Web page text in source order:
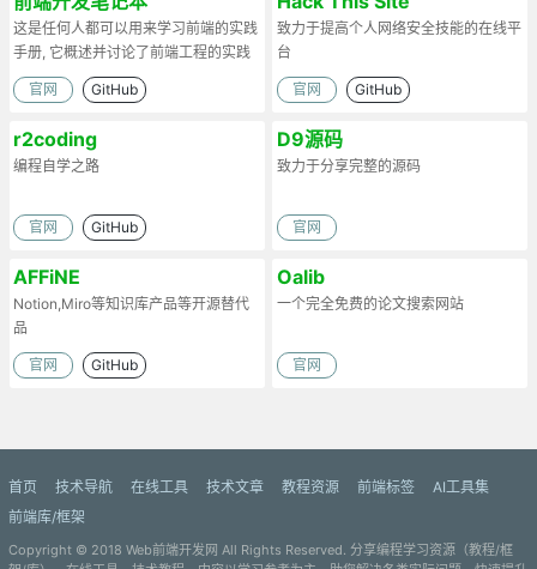
这是任何人都可以用来学习前端的实践
手册, 它概述并讨论了前端工程的实践
官网 GitHub
致力于提高个人网络安全技能的在线平
台
官网 GitHub
r2coding
编程自学之路
官网 GitHub
D9源码
致力于分享完整的源码
官网
AFFiNE
Notion,Miro等知识库产品等开源替代
品
官网 GitHub
Oalib
一个完全免费的论文搜索网站
官网
首页 技术导航 在线工具 技术文章 教程资源 前端标签
AI工具集
前端库/框架